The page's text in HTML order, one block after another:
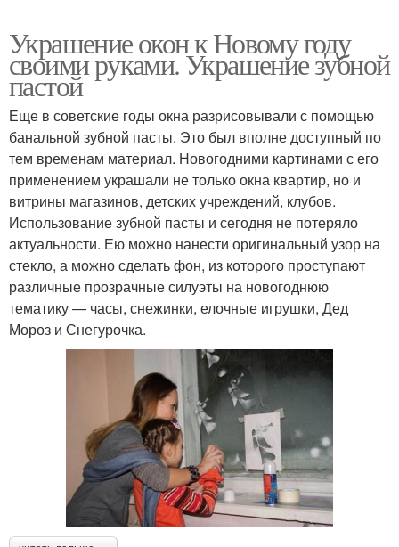
Украшение окон к Новому году
своими руками. Украшение зубной
пастой
Еще в советские годы окна разрисовывали с помощью
банальной зубной пасты. Это был вполне доступный по
тем временам материал. Новогодними картинами с его
применением украшали не только окна квартир, но и
витрины магазинов, детских учреждений, клубов.
Использование зубной пасты и сегодня не потеряло
актуальности. Ею можно нанести оригинальный узор на
стекло, а можно сделать фон, из которого проступают
различные прозрачные силуэты на новогоднюю
тематику — часы, снежинки, елочные игрушки, Дед
Мороз и Снегурочка.